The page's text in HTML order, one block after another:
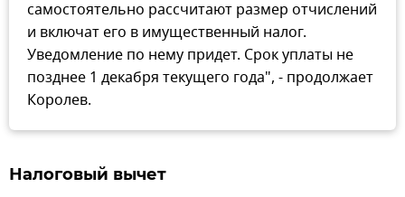
самостоятельно рассчитают размер отчислений
и включат его в имущественный налог.
Уведомление по нему придет. Срок уплаты не
позднее 1 декабря текущего года", - продолжает
Королев.
Налоговый вычет